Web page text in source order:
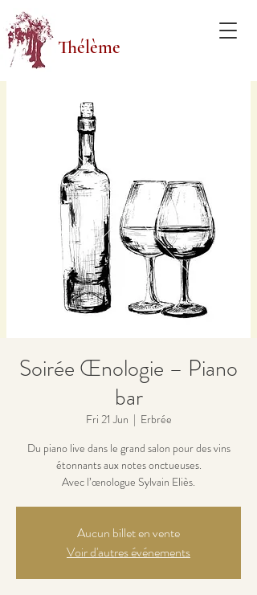
Thélème
Soirée Œnologie – Piano
bar
Fri 21 Jun
  |
Erbrée
Du piano live dans le grand salon pour des vins
étonnants aux notes onctueuses.
Avec l’œnologue Sylvain Eliès.
Aucun billet en vente
Voir d'autres événements